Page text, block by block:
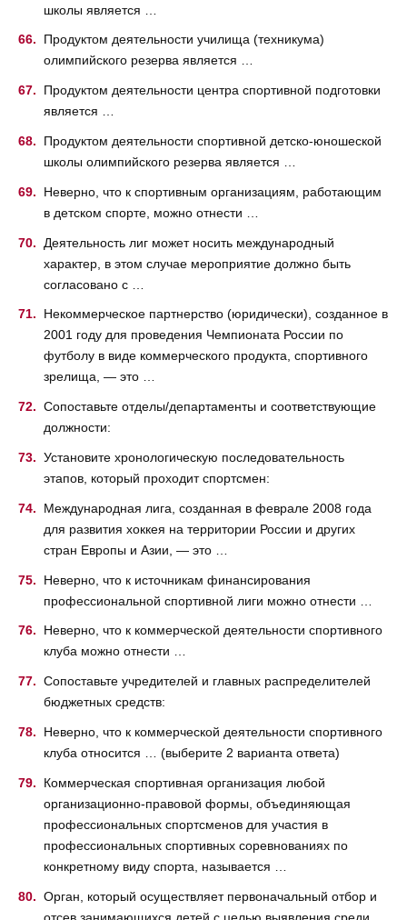
школы является …
Продуктом деятельности училища (техникума)
олимпийского резерва является …
Продуктом деятельности центра спортивной подготовки
является …
Продуктом деятельности спортивной детско-юношеской
школы олимпийского резерва является …
Неверно, что к спортивным организациям, работающим
в детском спорте, можно отнести …
Деятельность лиг может носить международный
характер, в этом случае мероприятие должно быть
согласовано с …
Некоммерческое партнерство (юридически), созданное в
2001 году для проведения Чемпионата России по
футболу в виде коммерческого продукта, спортивного
зрелища, — это …
Сопоставьте отделы/департаменты и соответствующие
должности:
Установите хронологическую последовательность
этапов, который проходит спортсмен:
Международная лига, созданная в феврале 2008 года
для развития хоккея на территории России и других
стран Европы и Азии, — это …
Неверно, что к источникам финансирования
профессиональной спортивной лиги можно отнести …
Неверно, что к коммерческой деятельности спортивного
клуба можно отнести …
Сопоставьте учредителей и главных распределителей
бюджетных средств:
Неверно, что к коммерческой деятельности спортивного
клуба относится … (выберите 2 варианта ответа)
Коммерческая спортивная организация любой
организационно-правовой формы, объединяющая
профессиональных спортсменов для участия в
профессиональных спортивных соревнованиях по
конкретному виду спорта, называется …
Орган, который осуществляет первоначальный отбор и
отсев занимающихся детей с целью выявления среди